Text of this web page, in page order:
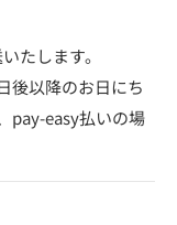
たします。
後以降のお日にち
pay-easy払いの場